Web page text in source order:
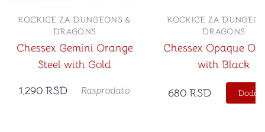
Chessex Gemini Orange
Steel with Gold
KOCKICE ZA DUNGEONS &
DRAGONS
1,290 RSD Rasprodato
Chessex Opaque
with Black
KOCKICE ZA
DRAGONS
680 RSD